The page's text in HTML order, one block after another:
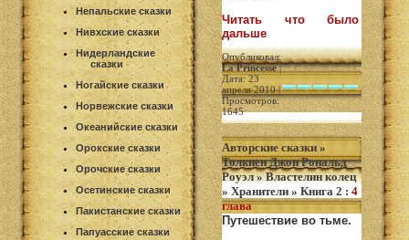
Непальские сказки
Нивхские сказки
Нидерландские
сказки
Ногайские сказки
Норвежские сказки
Океанийские сказки
Орокские сказки
Орочские сказки
Осетинские сказки
Пакистанские сказки
Папуасские сказки
Читать что было
дальше
Опубликовал:
La Princesse|
Дата: 23
апреля 2010 |
Просмотров:
1645
Авторские сказки »
Толкиен Джон Рональд
Роуэл»Властелин колец
» Хранители » Книга 2 : 4
глава
Путешествие во тьме.